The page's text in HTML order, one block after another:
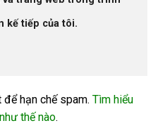
kế tiếp của tôi.
hạn chế spam. Tìm hiểu
thế nào.